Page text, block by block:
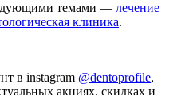
темами — лечение
клиника.
в instagram @dentoprofile,
акциях, скидках и